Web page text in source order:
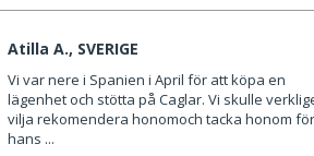
Atilla A., SVERIGE
Vi var nere i Spanien i April för att köpa en
lägenhet och stötta på Caglar. Vi skulle
vilja rekomendera honomoch tacka honom för
hans ...